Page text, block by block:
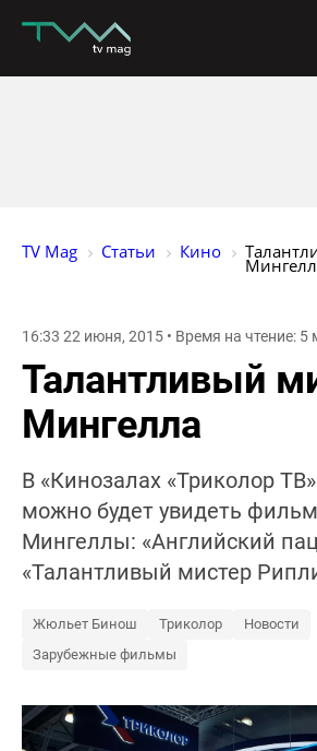
TV Mag Статьи Кино
16:33 22 июня, 2015 • Время на чтение: 5
Талантливый
Мингелла
В «Кинозалах «Триколор
можно будет увидеть
Мингеллы: «Английский
«Талантливый мистер
Жюльет Бинош Триколор
Новости
Зарубежные фильмы